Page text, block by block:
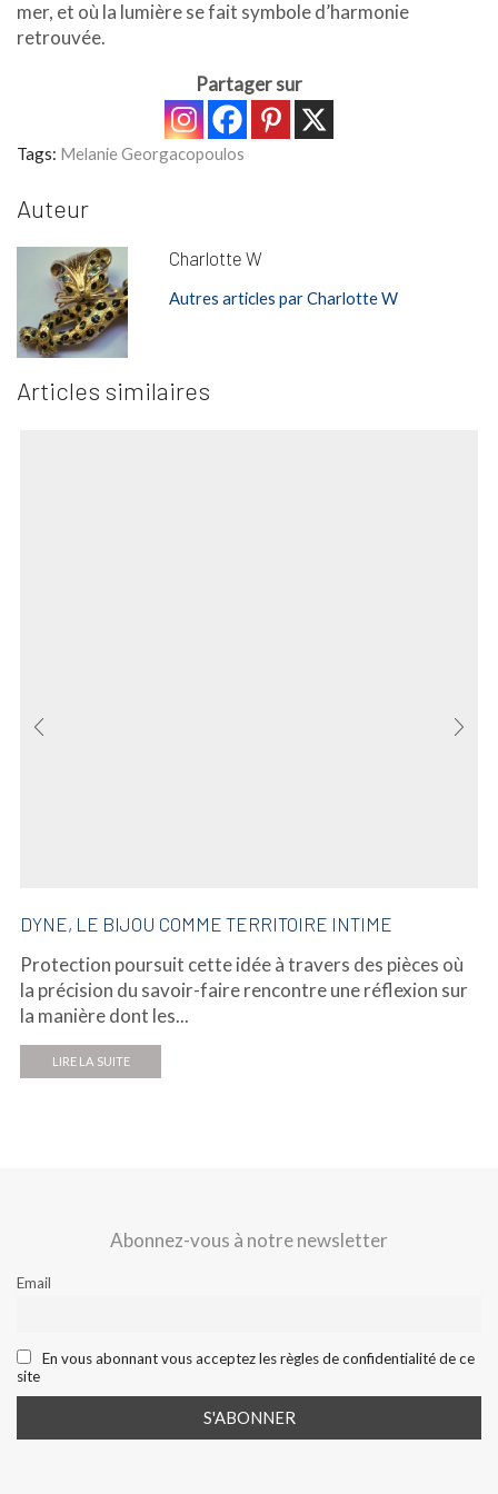
mer, et où la lumière se fait symbole d’harmonie
retrouvée.
Partager sur
Tags: Melanie Georgacopoulos
Auteur
Charlotte W
Autres articles par Charlotte W
Articles similaires
DYNE, LE BIJOU COMME TERRITOIRE INTIME
Protection poursuit cette idée à travers des pièces où
la précision du savoir-faire rencontre une réflexion sur
la manière dont les...
LIRE LA SUITE
Abonnez-vous à notre newsletter
Email
En vous abonnant vous acceptez les règles de confidentialité de ce
site